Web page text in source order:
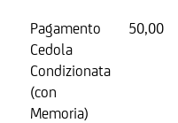
Pagamento
Cedola
Condizionata
(con
Memoria)
50,00